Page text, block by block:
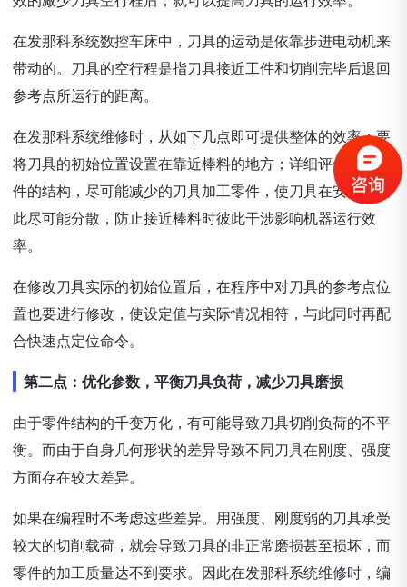
在发那科系统数控车床中，刀具的运动是依靠步进电动机来
带动的。刀具的空行程是指刀具接近工件和切削完毕后退回
参考点所运行的距离。
在发那科系统维修时，从如下几点即可提供整体的效率：要
将刀具的初始位置设置在靠近棒料的地方；详细评估根据零
件的结构，尽可能减少的刀具加工零件，使刀具在安装时彼
此尽可能分散，防止接近棒料时彼此干涉影响机器运行效
率。
在修改刀具实际的初始位置后，在程序中对刀具的参考点位
置也要进行修改，使设定值与实际情况相符，与此同时再配
合快速点定位命令。
第二点：优化参数，平衡刀具负荷，减少刀具磨损
由于零件结构的千变万化，有可能导致刀具切削负荷的不平
衡。而由于自身几何形状的差异导致不同刀具在刚度、强度
方面存在较大差异。
如果在编程时不考虑这些差异。用强度、刚度弱的刀具承受
较大的切削载荷，就会导致刀具的非正常磨损甚至损坏，而
零件的加工质量达不到要求。因此在发那科系统维修时，编